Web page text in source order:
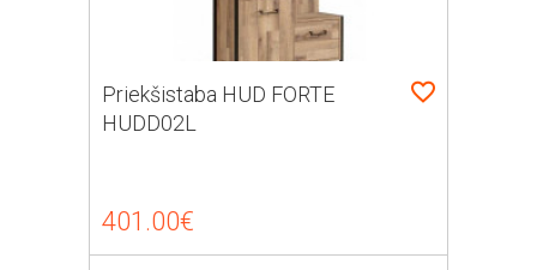
Priekšistaba HUD FORTE
HUDD02L
401.00€